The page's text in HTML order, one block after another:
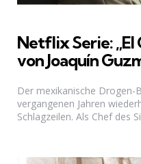
Netflix Serie: „El
von Joaquín
Der mexikanische Drogen-
vergangenen Jahren
Schlagzeilen. Als Chef des